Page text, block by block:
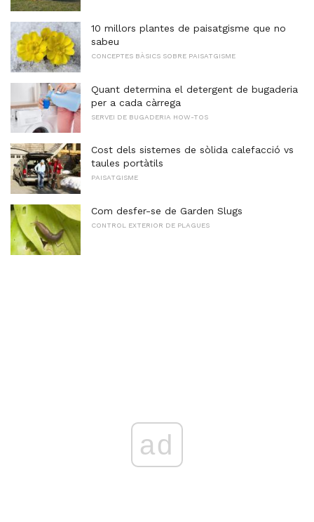
10 millors plantes de paisatgisme que no
sabeu
CONCEPTES BÀSICS SOBRE PAISATGISME
Quant determina el detergent de bugaderia
per a cada càrrega
SERVEI DE BUGADERIA HOW-TOS
Cost dels sistemes de sòlida calefacció vs
taules portàtils
PAISATGISME
Com desfer-se de Garden Slugs
CONTROL EXTERIOR DE PLAGUES
ad